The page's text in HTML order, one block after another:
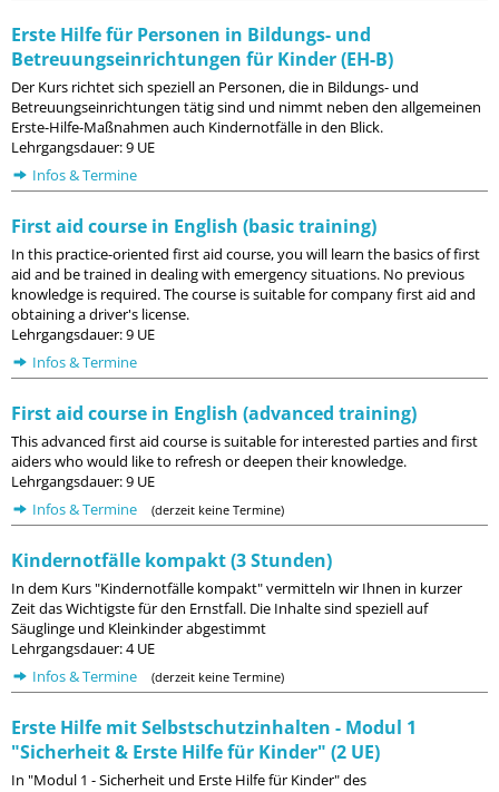
Erste Hilfe für Personen in Bildungs- und
Betreuungseinrichtungen für Kinder (EH-B)
Der Kurs richtet sich speziell an Personen, die in Bildungs- und
Betreuungseinrichtungen tätig sind und nimmt neben den allgemeinen
Erste-Hilfe-Maßnahmen auch Kindernotfälle in den Blick.
Lehrgangsdauer: 9 UE
Infos & Termine
First aid course in English (basic training)
In this practice-oriented first aid course, you will learn the basics of first
aid and be trained in dealing with emergency situations. No previous
knowledge is required. The course is suitable for company first aid and
obtaining a driver's license.
Lehrgangsdauer: 9 UE
Infos & Termine
First aid course in English (advanced training)
This advanced first aid course is suitable for interested parties and first
aiders who would like to refresh or deepen their knowledge.
Lehrgangsdauer: 9 UE
Infos & Termine
(derzeit keine Termine)
Kindernotfälle kompakt (3 Stunden)
In dem Kurs "Kindernotfälle kompakt" vermitteln wir Ihnen in kurzer
Zeit das Wichtigste für den Ernstfall. Die Inhalte sind speziell auf
Säuglinge und Kleinkinder abgestimmt
Lehrgangsdauer: 4 UE
Infos & Termine
(derzeit keine Termine)
Erste Hilfe mit Selbstschutzinhalten - Modul 1
"Sicherheit & Erste Hilfe für Kinder" (2 UE)
In "Modul 1 - Sicherheit und Erste Hilfe für Kinder" des